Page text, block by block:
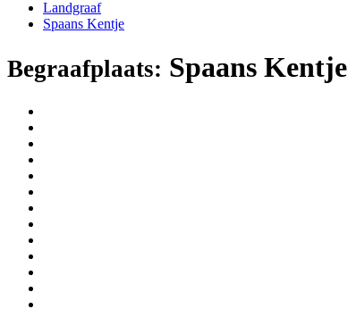
Landgraaf
Spaans Kentje
Begraafplaats: Spaans Kentje